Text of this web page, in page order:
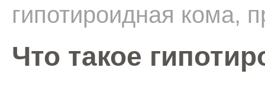
гипотироидная кома,
Что такое